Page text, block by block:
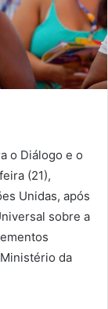
o Diálogo e o
(21),
Unidas, após
sobre a
da